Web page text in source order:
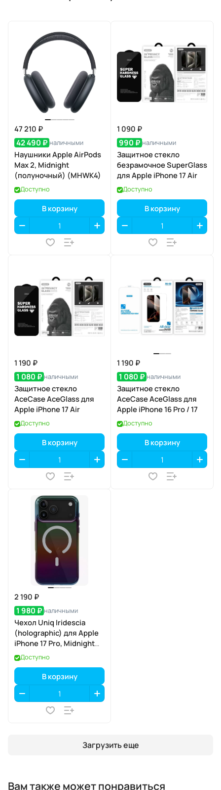
47 210 ₽
42 490 ₽ наличными
Наушники Apple AirPods
Max 2, Midnight
(полуночный) (MHWK4)
Доступно
В корзину
1 090 ₽
990 ₽ наличными
Защитное стекло
безрамочное SuperGlass
для Apple iPhone 17 Air
Доступно
В корзину
1 190 ₽
1 080 ₽ наличными
Защитное стекло
AceCase AceGlass для
Apple iPhone 17 Air
Доступно
В корзину
1 190 ₽
1 080 ₽ наличными
Защитное стекло
AceCase AceGlass для
Apple iPhone 16 Pro / 17
Доступно
В корзину
2 190 ₽
1 980 ₽ наличными
Чехол Uniq Iridescia
(holographic) для Apple
iPhone 17 Pro, Midnight
Quartz (полуночный
кварц), MagSafe
Доступно
В корзину
Загрузить еще
Вам также может понравиться